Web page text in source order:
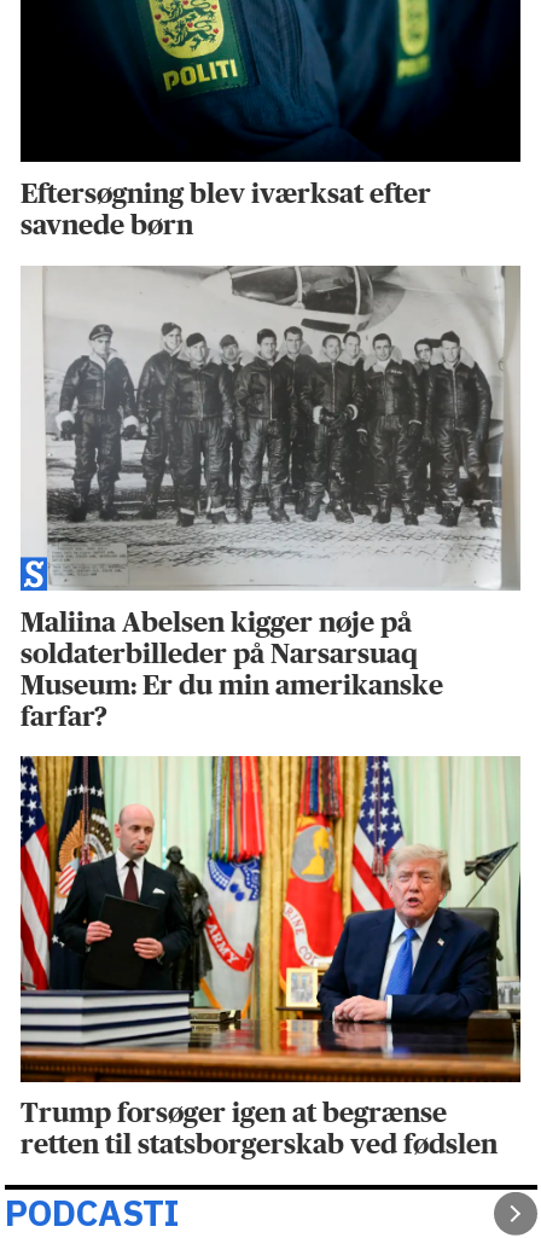
Eftersøgning blev iværksat efter
savnede børn
Maliina Abelsen kigger nøje på
soldaterbilleder på Narsarsuaq
Museum: Er du min amerikanske
farfar?
Trump forsøger igen at begrænse
retten til statsborgerskab ved fødslen
PODCASTI